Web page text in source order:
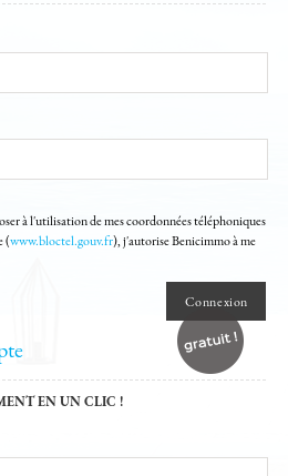
à l'utilisation de mes coordonnées téléphoniques
(www.bloctel.gouv.fr), j'autorise Benicimmo à me
EN UN CLIC !